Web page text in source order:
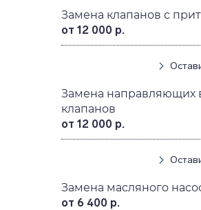
Замена клапанов с
от 12 000 р.
Замена направляющих
клапанов
от 12 000 р.
Замена масляного
от 6 400 р.